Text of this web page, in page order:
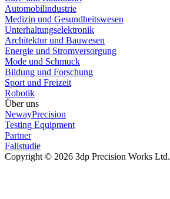
Automobilindustrie
Medizin und Gesundheitswesen
Unterhaltungselektronik
Architektur und Bauwesen
Energie und Stromversorgung
Mode und Schmuck
Bildung und Forschung
Sport und Freizeit
Robotik
Über uns
NewayPrecision
Testing Equipment
Partner
Fallstudie
Copyright © 2026 3dp Precision Works Ltd.